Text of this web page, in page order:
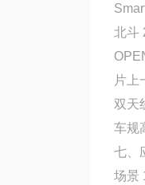
北斗
片上
双天
车规
七、
场景